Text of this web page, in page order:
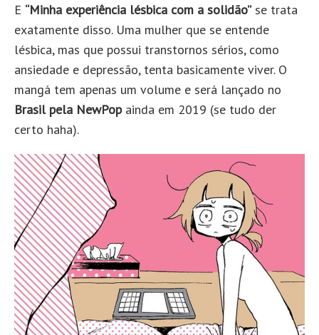
E “Minha experiência lésbica com a solidão”se trata
exatamente disso. Uma mulher que se entende
lésbica, mas que possui transtornos sérios, como
ansiedade e depressão, tenta basicamente viver. O
mangá tem apenas um volume e será lançado no
Brasil pela NewPopainda em 2019 (se tudo der
certo haha).